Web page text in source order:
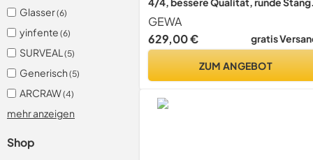
Glasser(6)
yinfente (6)
SURVEAL (5)
Generisch (5)
ARCRAW(4)
mehr anzeigen
Shop
gestempelt "Liuteria" runde Stange,
bessere Qualität, "Liuteria" 4/4
GEWA
629,00 €
gratis
ZUM ANGEBOT